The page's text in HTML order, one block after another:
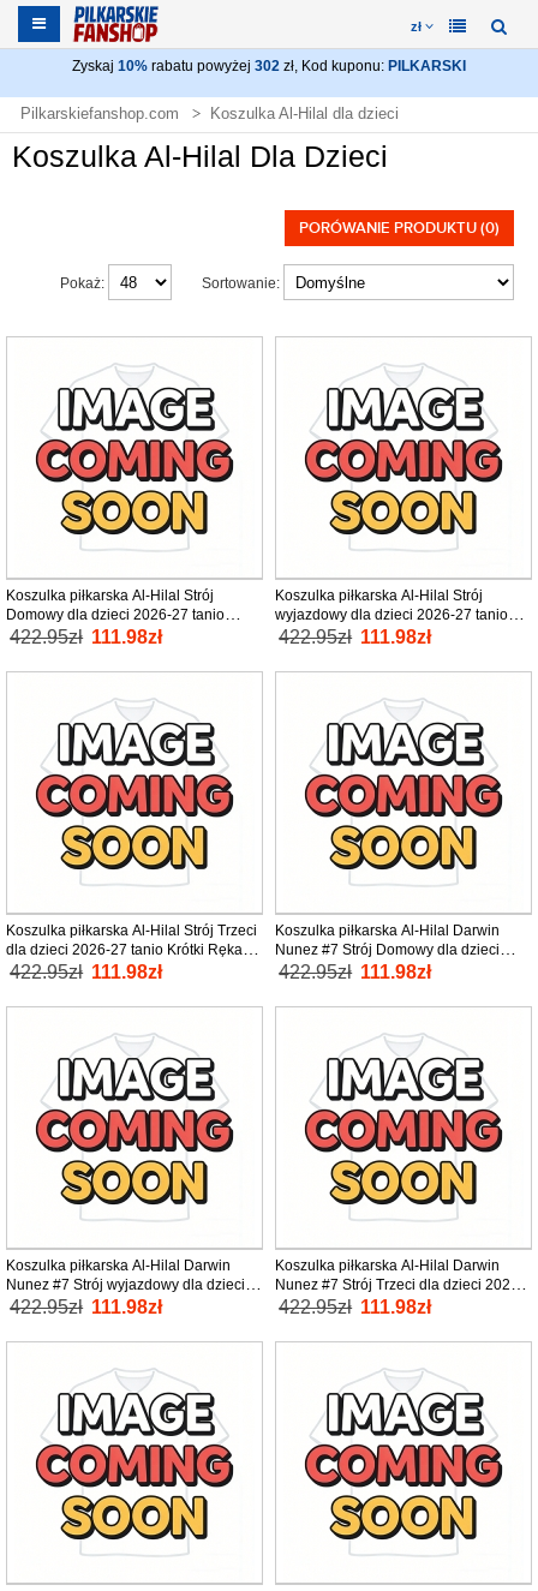
zł
Zyskaj 10% rabatu powyżej 302 zł, Kod kuponu: PILKARSKI
Pilkarskiefanshop.com Koszulka Al-Hilal dla dzieci
Koszulka Al-Hilal Dla Dzieci
PORÓWANIE PRODUKTU (0)
Sortowanie:
Pokaż:
Koszulka piłkarska Al-Hilal Strój
Domowy dla dzieci 2026-27 tanio
Krótki Rękaw (+ Krótkie spodenki)
422.95zł 111.98zł
Koszulka piłkarska Al-Hilal Strój
wyjazdowy dla dzieci 2026-27 tanio
Krótki Rękaw (+ Krótkie spodenki)
422.95zł 111.98zł
Koszulka piłkarska Al-Hilal Strój Trzeci
dla dzieci 2026-27 tanio Krótki Rękaw
(+ Krótkie spodenki)
422.95zł 111.98zł
Koszulka piłkarska Al-Hilal Darwin
Nunez #7 Strój Domowy dla dzieci
2026-27 tanio Krótki Rękaw (+ Krótkie
422.95zł 111.98zł
Koszulka piłkarska Al-Hilal Darwin
Nunez #7 Strój wyjazdowy dla dzieci
2026-27 tanio Krótki Rękaw (+ Krótkie
422.95zł 111.98zł
Koszulka piłkarska Al-Hilal Darwin
Nunez #7 Strój Trzeci dla dzieci 2026-
27 tanio Krótki Rękaw (+ Krótkie
422.95zł 111.98zł